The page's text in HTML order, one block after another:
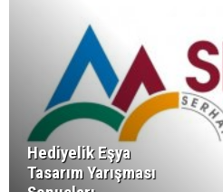
Hediyelik Eşya
Tasarım Yarışması